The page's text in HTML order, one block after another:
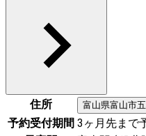
住所 富山県富山市
予約受付期間 3ヶ月先まで